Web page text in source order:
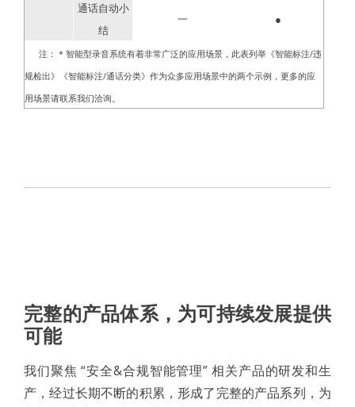
通话自动小
结
一 ●
注： * 智能型录音系统有着非常广泛的应用场景，此表列举《智能标注/违
规检出》《智能标注/通话分类》作为众多应用场景中的两个示例，更多的应
用场景请联系我们洽询。
完整的产品体系，为可持续发展提供
可能
我们聚焦 “安全&合规智能管理” 相关产品的研发和生
产，经过长期不断的积累，形成了完整的产品系列，为